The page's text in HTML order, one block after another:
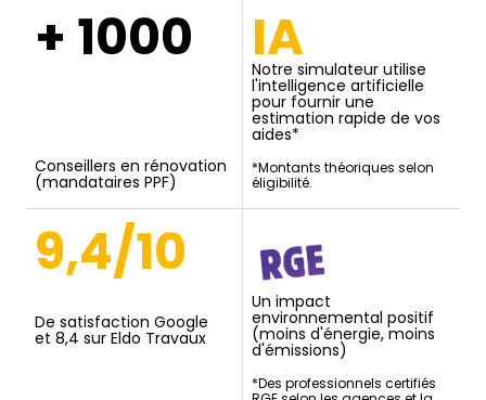
+ 1000
Conseillers en rénovation
(mandataires PPF)
IA
Notre simulateur utilise
l'intelligence artificielle
pour fournir une
estimation rapide de vos
aides*
*Montants théoriques selon
éligibilité.
9,4/10
De satisfaction Google
et 8,4 sur Eldo Travaux
Un impact
environnemental positif
(moins d'énergie, moins
d'émissions)
*Des professionnels certifiés